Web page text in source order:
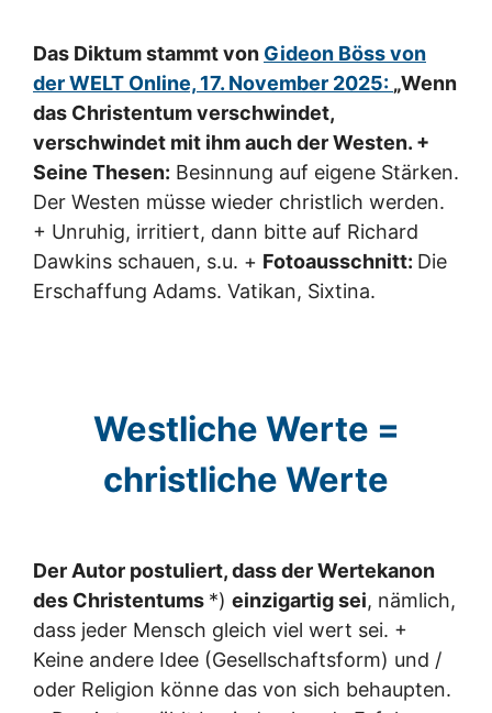
Das Diktum stammt von Gideon Böss von
der WELT Online, 17. November 2025: „Wenn
das Christentum verschwindet,
verschwindet mit ihm auch der Westen. +
Seine Thesen: Besinnung auf eigene Stärken.
Der Westen müsse wieder christlich werden.
+ Unruhig, irritiert, dann bitte auf Richard
Dawkins schauen, s.u. + Fotoausschnitt: Die
Erschaffung Adams. Vatikan, Sixtina.
Westliche Werte =
christliche Werte
Der Autor postuliert, dass der Wertekanon
des Christentums *) einzigartig sei, nämlich,
dass jeder Mensch gleich viel wert sei. +
Keine andere Idee (Gesellschaftsform) und /
oder Religion könne das von sich behaupten.